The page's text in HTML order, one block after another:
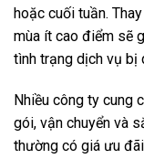
hoặc cuối tuần.
mùa ít cao điểm sẽ
tình trạng dịch vụ bị
Nhiều công ty cung
gói, vận chuyển và
thường có giá ưu